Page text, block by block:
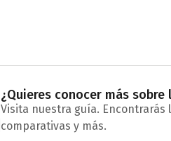
¿Quieres conocer más sobre
Visita nuestra guía. Encontrarás
comparativas y más.